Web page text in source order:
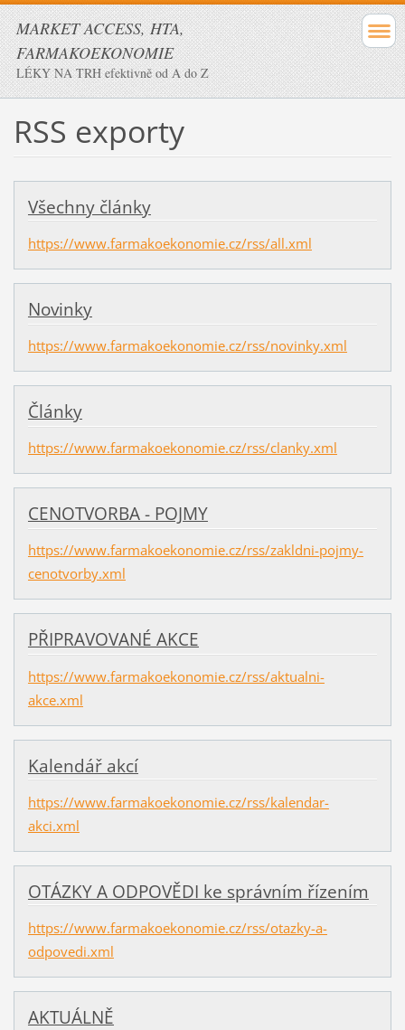
MARKET ACCESS, HTA,
FARMAKOEKONOMIE
LÉKY NA TRH efektivně od A do Z
RSS exporty
Všechny články
https://www.farmakoekonomie.cz/rss/all.xml
Novinky
https://www.farmakoekonomie.cz/rss/novinky.xml
Články
https://www.farmakoekonomie.cz/rss/clanky.xml
CENOTVORBA - POJMY
https://www.farmakoekonomie.cz/rss/zakldni-pojmy-
cenotvorby.xml
PŘIPRAVOVANÉ AKCE
https://www.farmakoekonomie.cz/rss/aktualni-
akce.xml
Kalendář akcí
https://www.farmakoekonomie.cz/rss/kalendar-
akci.xml
OTÁZKY A ODPOVĚDI ke správním řízením
https://www.farmakoekonomie.cz/rss/otazky-a-
odpovedi.xml
AKTUÁLNĚ